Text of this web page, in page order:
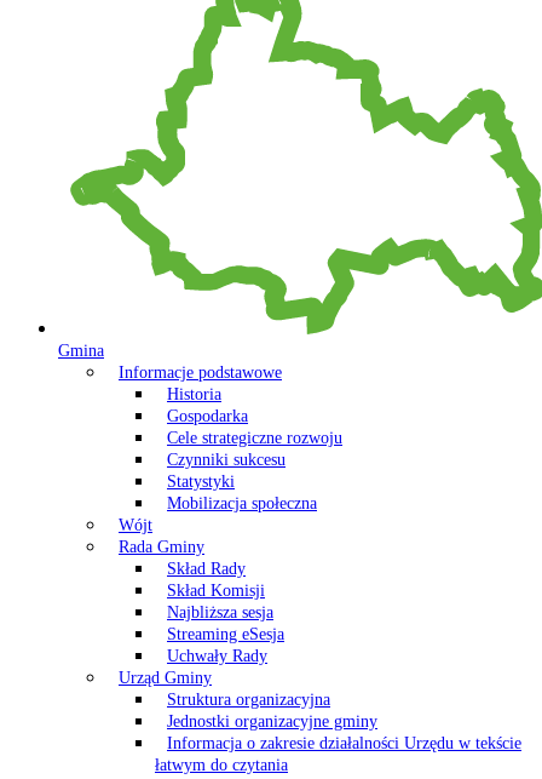
Gmina
Informacje podstawowe
Historia
Gospodarka
Cele strategiczne rozwoju
Czynniki sukcesu
Statystyki
Mobilizacja społeczna
Wójt
Rada Gminy
Skład Rady
Skład Komisji
Najbliższa sesja
Streaming eSesja
Uchwały Rady
Urząd Gminy
Struktura organizacyjna
Jednostki organizacyjne gminy
Informacja o zakresie działalności Urzędu w tekście
łatwym do czytania